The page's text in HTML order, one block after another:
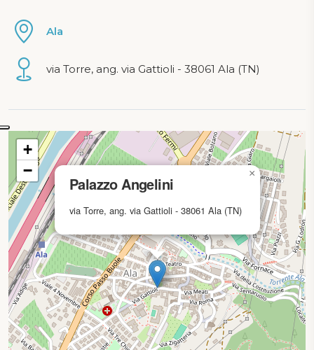
Ala
via Torre, ang. via Gattioli - 38061 Ala (TN)
mappa in caricamento...
Palazzo Angelini
via Torre, ang. via Gattioli - 38061 Ala (TN)
×
+
−